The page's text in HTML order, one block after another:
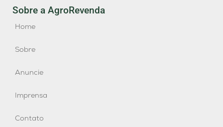
Sobre a AgroRevenda
Home
Sobre
Anuncie
Imprensa
Contato